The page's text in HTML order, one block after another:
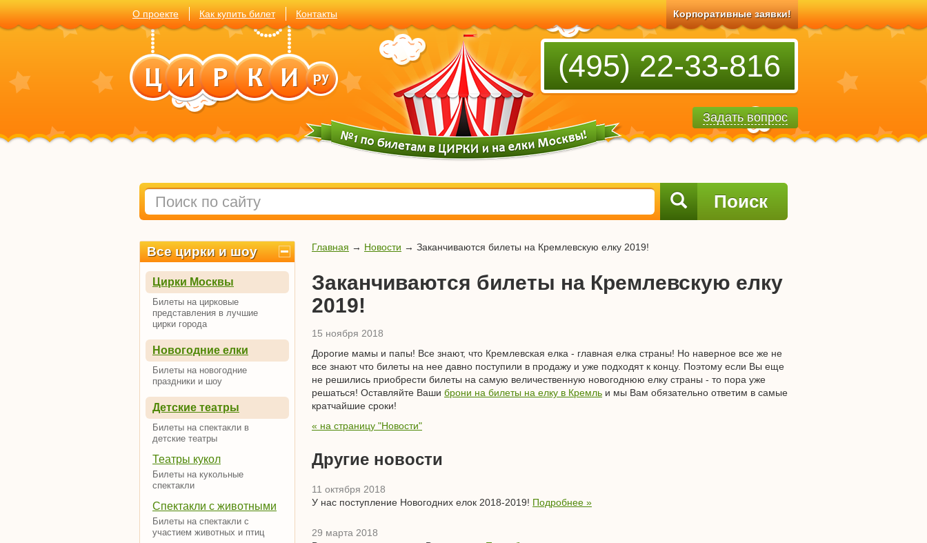
О проекте Как купить билет Контакты Корпоративные заявки!
(495) 22-33-816
Задать вопрос
Поиск
Все цирки и шоу
Цирки Москвы
Билеты на цирковые
представления в лучшие
цирки города
Новогодние елки
Билеты на новогодние
праздники и шоу
Детские театры
Билеты на спектакли в
детские театры
Театры кукол
Билеты на кукольные
спектакли
Спектакли с животными
Билеты на спектакли с
участием животных и птиц
Главная → Новости → Заканчиваются билеты на Кремлевскую елку 2019!
Заканчиваются билеты на Кремлевскую елку
2019!
15 ноября 2018
Дорогие мамы и папы! Все знают, что Кремлевская елка - главная елка страны! Но наверное все же не
все знают что билеты на нее давно поступили в продажу и уже подходят к концу. Поэтому если Вы еще
не решились приобрести билеты на самую величественную новогоднюю елку страны - то пора уже
решаться! Оставляйте Ваши брони на билеты на елку в Кремль и мы Вам обязательно ответим в самые
кратчайшие сроки!
« на страницу "Новости"
Другие новости
11 октября 2018
У нас поступление Новогодних елок 2018-2019! Подробнее »
29 марта 2018